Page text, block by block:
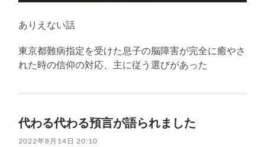
ありえない話
東京都難病指定を受けた息子の脳障害が完全に癒やさ
れた時の信仰の対応、主に従う選びがあった
代わる代わる預言が語られました
2022年8月14日 20:10